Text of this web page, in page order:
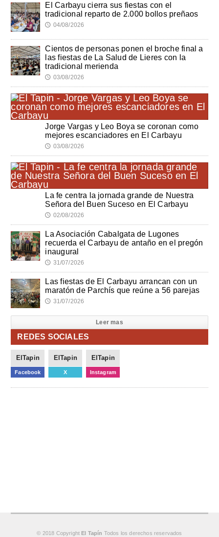
El Carbayu cierra sus fiestas con el
tradicional reparto de 2.000 bollos preñaos
🕔 04/08/2026
Cientos de personas ponen el broche final a
las fiestas de La Salud de Lieres con la
tradicional merienda
🕔 03/08/2026
Jorge Vargas y Leo Boya se coronan como
mejores escanciadores en El Carbayu
🕔 03/08/2026
La fe centra la jornada grande de Nuestra
Señora del Buen Suceso en El Carbayu
🕔 02/08/2026
La Asociación Cabalgata de Lugones
recuerda el Carbayu de antaño en el pregón
inaugural
🕔 31/07/2026
Las fiestas de El Carbayu arrancan con un
maratón de Parchís que reúne a 56 parejas
🕔 31/07/2026
Leer mas
REDES SOCIALES
ElTapin
Facebook
ElTapin
X
ElTapin
Instagram
© 2018 Copyright El Tapín Todos los derechos reservados